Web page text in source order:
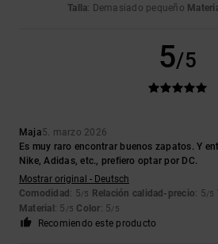
Talla: Demasiado pequeño
5/5
Maja5. marzo 2026
Es muy raro encontrar buenos zapatos. Y
Nike, Adidas, etc., prefiero optar por DC.
Mostrar original - Deutsch
Comodidad: 5/5 Relación calidad-precio: 5/5
Material: 5 /5 Color: 5/5
Recomiendo este producto